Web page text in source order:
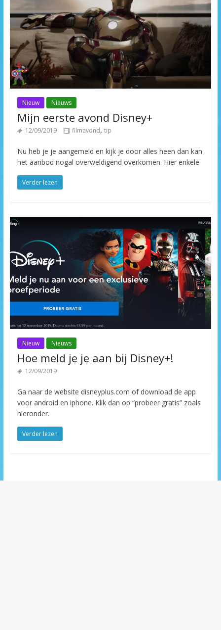
Nieuw Nieuws
Mijn eerste avond Disney+
12/09/2019 filmavond, tip
Nu heb je je aangemeld en kijk je door alles heen dan kan
het aanbod nogal overweldigend overkomen. Hier enkele
Verder lezen
Nieuw Nieuws
Hoe meld je je aan bij Disney+!
12/09/2019
Ga naar de website disneyplus.com of download de app
voor android en iphone. Klik dan op “probeer gratis” zoals
hieronder.
Verder lezen